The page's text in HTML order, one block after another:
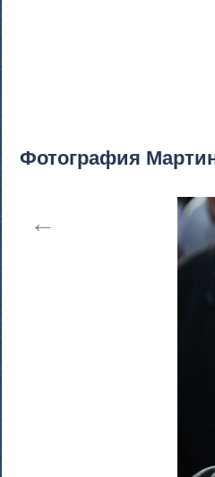
Фотография
←